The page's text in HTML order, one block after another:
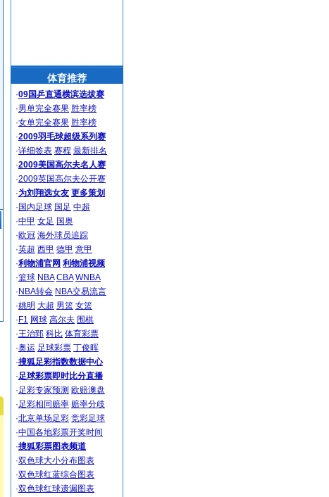
体育推荐
·09国乒直通横滨选拔赛
·男单完全赛果 胜率榜
·女单完全赛果 胜率榜
·2009羽毛球超级系列赛
·详细签表 赛程 最新排名
·2009美国高尔夫名人赛
·2009英国高尔夫公开赛
·为刘翔选女友 更多策划
· 国内足球 国足 中超
·中甲 女足 国奥
·欧冠 海外球员追踪
·英超 西甲 德甲 意甲
·利物浦官网 利物浦视频
·篮球 NBA CBA WNBA
· NBA转会 NBA交易流言
·姚明 大超 男篮 女篮
· F1 网球 高尔夫 围棋
·王治郅 科比 体育彩票
·奥运 足球彩票 丁俊晖
·搜狐足彩指数数据中心
·足球彩票即时比分直播
·足彩专家预测 欧赔澳盘
·足彩相同赔率 赔率分歧
·北京单场足彩 竞彩足球
·中国各地彩票开奖时间
·搜狐彩票图表频道
·双色球大小分布图表
·双色球红蓝综合图表
·双色球红球遗漏图表